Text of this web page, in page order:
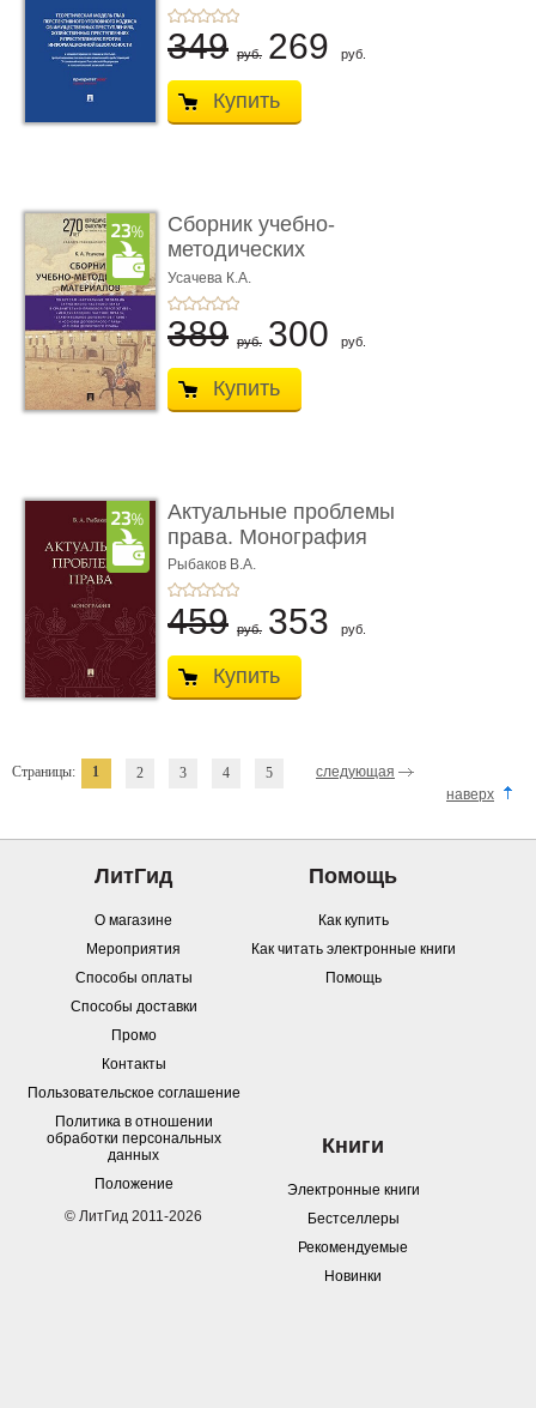
349 руб. 269 руб.
Купить
Сборник учебно-
методических
материалов по кур ...
Усачева К.А.
389 руб. 300 руб.
Купить
Актуальные проблемы
права. Монография
Рыбаков В.А.
459 руб. 353 руб.
Купить
Страницы: 1 2 3 4 5
следующая
наверх
ЛитГид
О магазине
Мероприятия
Способы оплаты
Способы доставки
Промо
Контакты
Пользовательское соглашение
Политика в отношении
обработки персональных
данных
Положение
© ЛитГид 2011-2026
Помощь
Как купить
Как читать электронные книги
Помощь
Книги
Электронные книги
Бестселлеры
Рекомендуемые
Новинки